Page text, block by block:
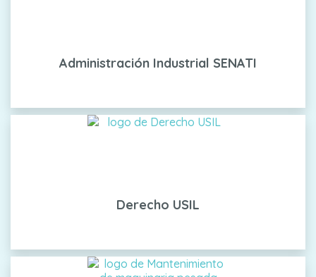
Administración Industrial SENATI
Derecho USIL